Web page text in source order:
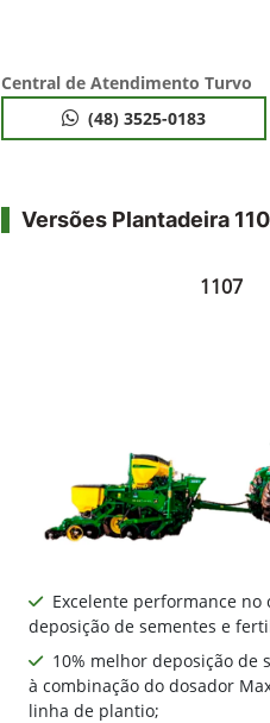
Central de Atendimento Turvo
(48) 3525-0183
Versões Plantadeira
1107
Excelente performance no
deposição de sementes e
10% melhor deposição de
à combinação do dosador
linha de plantio;